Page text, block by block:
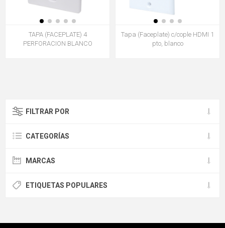
TAPA (FACEPLATE) 4
PERFORACION BLANCO
Tapa (Faceplate) c/cople HDMI 1
pto, blanco
FILTRAR POR
CATEGORÍAS
MARCAS
ETIQUETAS POPULARES